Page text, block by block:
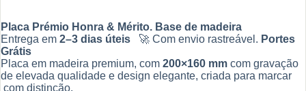
Placa Prémio Honra & Mérito. Base de madeira
Entrega em 2–3 dias úteis 🚀 Com envio rastreável. Portes
Grátis
Placa em madeira premium, com 200×160 mm com gravação
de elevada qualidade e design elegante, criada para marcar
com distinção.